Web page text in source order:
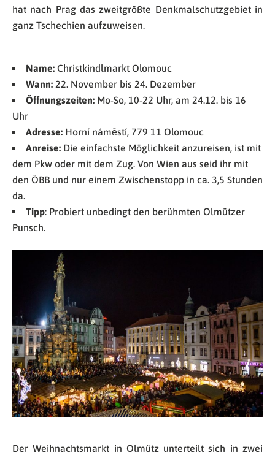
hat nach Prag das zweitgrößte Denkmalschutzgebiet in
ganz Tschechien aufzuweisen.
Name: Christkindlmarkt Olomouc
Wann: 22. November bis 24. Dezember
Öffnungszeiten: Mo-So, 10-22 Uhr, am 24.12. bis 16
Uhr
Adresse: Horní náměstí, 779 11 Olomouc
Anreise: Die einfachste Möglichkeit anzureisen, ist mit
dem Pkw oder mit dem Zug. Von Wien aus seid ihr mit
den ÖBB und nur einem Zwischenstopp in ca. 3,5 Stunden
da.
Tipp: Probiert unbedingt den berühmten Olmützer
Punsch.
Der Weihnachtsmarkt in Olmütz unterteilt sich in zwei